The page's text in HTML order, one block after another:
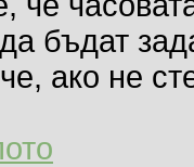
бъдат
ако не